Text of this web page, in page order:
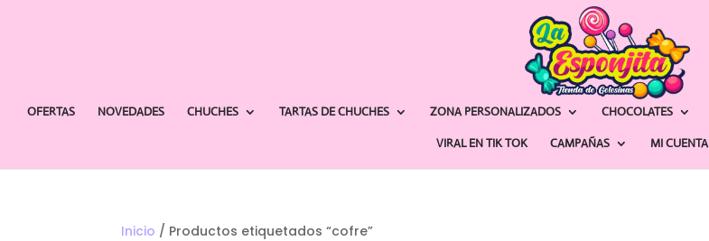
OFERTAS NOVEDADES CHUCHES TARTAS DE CHUCHES ZONA PERSONALIZADOS CHOCOLATES
VIRAL EN TIK TOK CAMPAÑAS MI CUENTA
Inicio / Productos etiquetados “cofre”